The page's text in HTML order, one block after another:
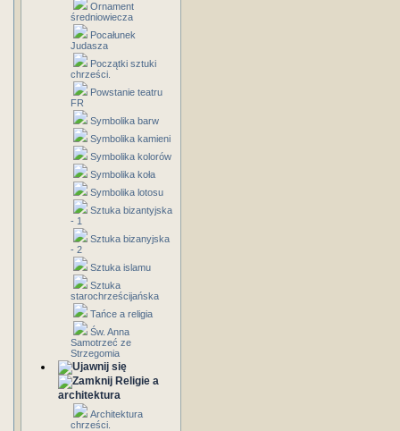
Ornament
średniowiecza
Pocałunek
Judasza
Początki sztuki
chrześci.
Powstanie teatru
FR
Symbolika barw
Symbolika kamieni
Symbolika kolorów
Symbolika koła
Symbolika lotosu
Sztuka bizantyjska
- 1
Sztuka bizanyjska
- 2
Sztuka islamu
Sztuka
starochrześcijańska
Tańce a religia
Św. Anna
Samotrzeć ze
Strzegomia
Religie a
architektura
Architektura
chrześci.